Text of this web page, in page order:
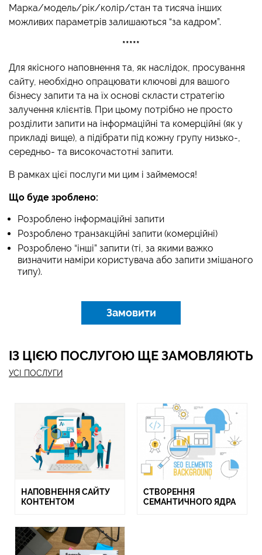
Марка/модель/рік/колір/стан та тисяча інших
можливих параметрів залишаються “за кадром”.
*****
Для якісного наповнення та, як наслідок, просування
сайту, необхідно опрацювати ключові для вашого
бізнесу запити та на їх основі скласти стратегію
залучення клієнтів. При цьому потрібно не просто
розділити запити на інформаційні та комерційні (як у
прикладі вище), а підібрати під кожну групу низько-,
середньо- та високочастотні запити.
В рамках цієї послуги ми цим і займемося!
Що буде зроблено:
Розроблено інформаційні запити
Розроблено транзакційні запити (комерційні)
Розроблено “інші” запити (ті, за якими важко
визначити наміри користувача або запити змішаного
типу).
Замовити
ІЗ ЦІЄЮ ПОСЛУГОЮ ЩЕ ЗАМОВЛЯЮТЬ
УСІ ПОСЛУГИ
НАПОВНЕННЯ САЙТУ
КОНТЕНТОМ
СТВОРЕННЯ
СЕМАНТИЧНОГО ЯДРА